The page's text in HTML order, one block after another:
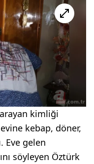
kimliği
kebap, döner,
Eve gelen
söyleyen Öztürk